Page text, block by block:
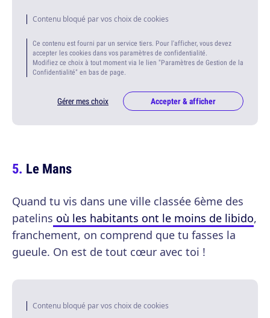
Contenu bloqué par vos choix de cookies
Ce contenu est fourni par un service tiers. Pour l'afficher, vous devez
accepter les cookies dans vos paramètres de confidentialité.
Modifiez ce choix à tout moment via le lien "Paramètres de Gestion de la
Confidentialité" en bas de page.
Gérer mes choix Accepter & afficher
Le Mans
Quand tu vis dans une ville classée 6ème des
patelins où les habitants ont le moins de libido,
franchement, on comprend que tu fasses la
gueule. On est de tout cœur avec toi !
Contenu bloqué par vos choix de cookies